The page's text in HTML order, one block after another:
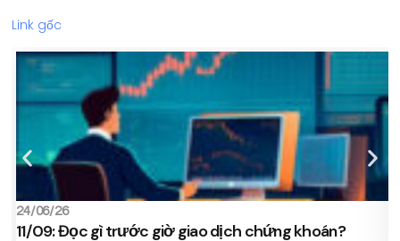
Link gốc
24/06/26
11/09: Đọc gì trước giờ giao dịch chứng khoán?